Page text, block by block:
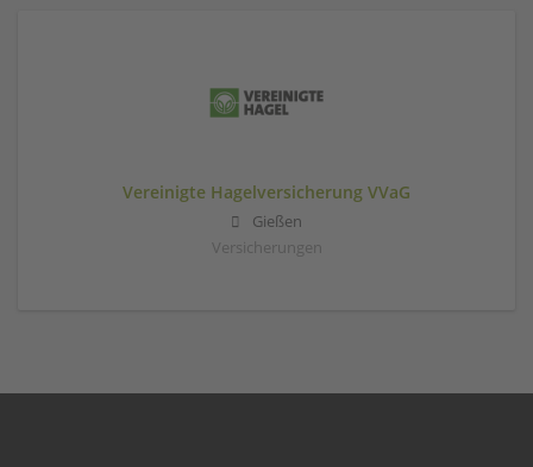
Vereinigte Hagelversicherung VVaG
Gießen
Versicherungen